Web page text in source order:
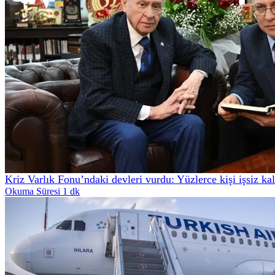
Kriz Varlık Fonu’ndaki devleri vurdu: Yüzlerce kişi işsiz
Okuma Süresi 1 dk